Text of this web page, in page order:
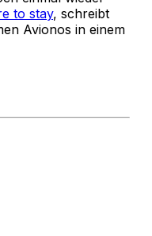
to stay, schreibt
Avionos in einem